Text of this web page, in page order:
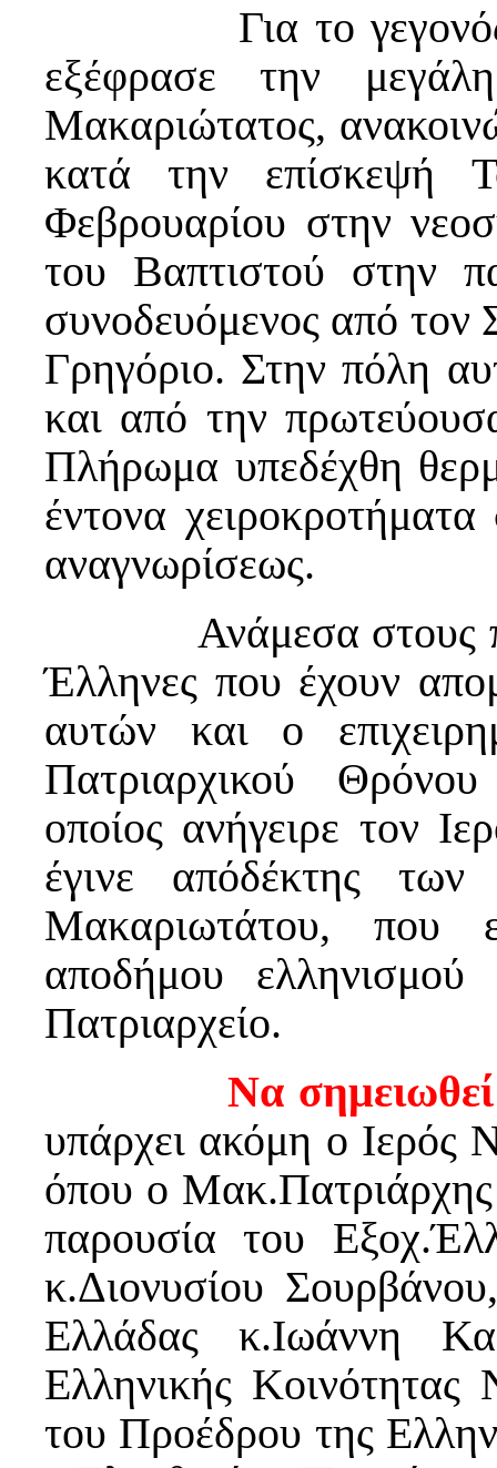
Για το γεγονός
εξέφρασε την
Μακαριώτατος,
κατά την επίσκεψή
Φεβρουαρίου στην
του Βαπτιστού στην
συνοδευόμενος από
Γρηγόριο. Στην πόλη
και από την
Πλήρωμα υπεδέχθη
έντονα
αναγνωρίσεως.
Ανάμεσα στους
Έλληνες που έχουν
αυτών και ο
Πατριαρχικού
οποίος ανήγειρε τον
έγινε απόδέκτης
Μακαριωτάτου, που
αποδήμου
Πατριαρχείο.
Να
υπάρχει ακόμη ο Ιερός
όπου ο Μακ.Πατριάρχης
παρουσία του
κ.Διονυσίου
Ελλάδας κ.Ιωάννη
Ελληνικής
του Προέδρου της